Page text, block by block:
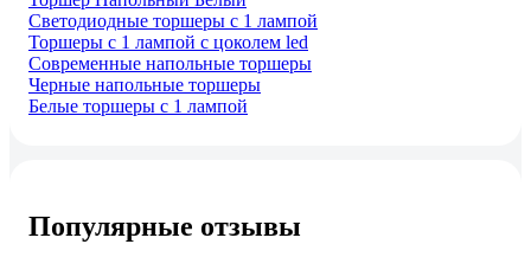
Светодиодные торшеры с 1 лампой
Торшеры с 1 лампой с цоколем led
Современные напольные торшеры
Черные напольные торшеры
Белые торшеры с 1 лампой
Популярные отзывы